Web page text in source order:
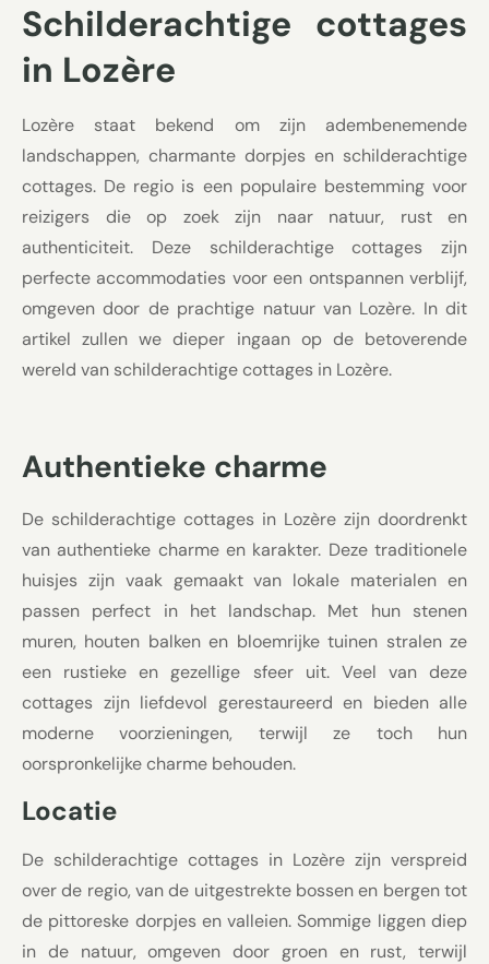
Schilderachtige cottages
in Lozère
Lozère staat bekend om zijn adembenemende
landschappen, charmante dorpjes en schilderachtige
cottages. De regio is een populaire bestemming voor
reizigers die op zoek zijn naar natuur, rust en
authenticiteit. Deze schilderachtige cottages zijn
perfecte accommodaties voor een ontspannen verblijf,
omgeven door de prachtige natuur van Lozère. In dit
artikel zullen we dieper ingaan op de betoverende
wereld van schilderachtige cottages in Lozère.
Authentieke charme
De schilderachtige cottages in Lozère zijn doordrenkt
van authentieke charme en karakter. Deze traditionele
huisjes zijn vaak gemaakt van lokale materialen en
passen perfect in het landschap. Met hun stenen
muren, houten balken en bloemrijke tuinen stralen ze
een rustieke en gezellige sfeer uit. Veel van deze
cottages zijn liefdevol gerestaureerd en bieden alle
moderne voorzieningen, terwijl ze toch hun
oorspronkelijke charme behouden.
Locatie
De schilderachtige cottages in Lozère zijn verspreid
over de regio, van de uitgestrekte bossen en bergen tot
de pittoreske dorpjes en valleien. Sommige liggen diep
in de natuur, omgeven door groen en rust, terwijl